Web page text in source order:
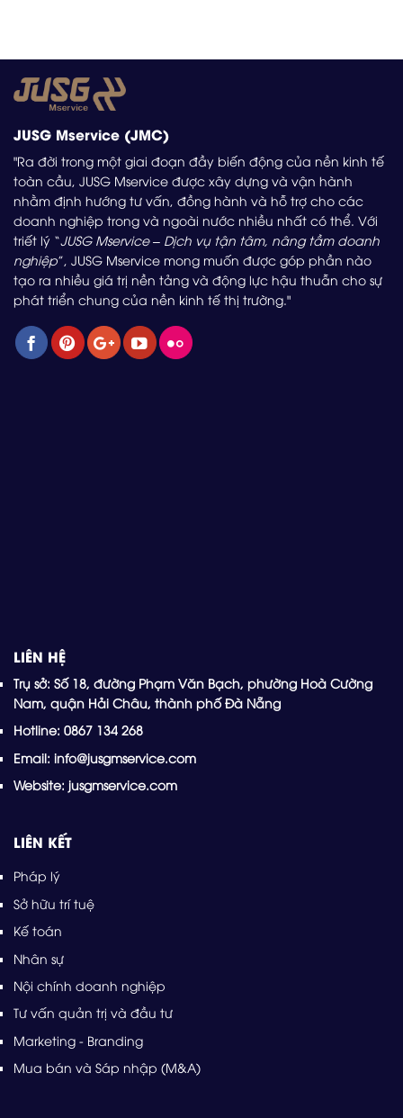
JUSG Mservice (JMC)
"Ra đời trong một giai đoạn đầy biến động của nền kinh tế
toàn cầu, JUSG Mservice được xây dựng và vận hành
nhằm định hướng tư vấn, đồng hành và hỗ trợ cho các
doanh nghiệp trong và ngoài nước nhiều nhất có thể. Với
triết lý “JUSG Mservice – Dịch vụ tận tâm, nâng tầm doanh
nghiệp”, JUSG Mservice mong muốn được góp phần nào
tạo ra nhiều giá trị nền tảng và động lực hậu thuẫn cho sự
phát triển chung của nền kinh tế thị trường."
LIÊN HỆ
Trụ sở: Số 18, đường Phạm Văn Bạch, phường Hoà Cường
Nam, quận Hải Châu, thành phố Đà Nẵng
Hotline: 0867 134 268
Email: info@jusgmservice.com
Website: jusgmservice.com
LIÊN KẾT
Pháp lý
Sở hữu trí tuệ
Kế toán
Nhân sự
Nội chính doanh nghiệp
Tư vấn quản trị và đầu tư
Marketing - Branding
Mua bán và Sáp nhập (M&A)